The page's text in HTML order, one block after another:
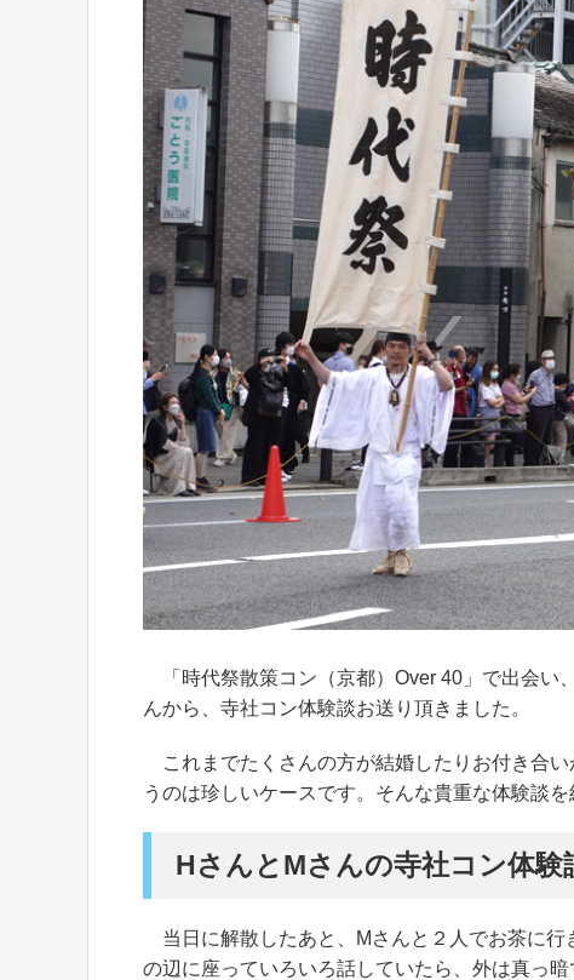
「時代祭散策コン（京都）Over 40」で出会い
んから、寺社コン体験談お送り頂きました。
これまでたくさんの方が結婚したりお付き合
うのは珍しいケースです。そんな貴重な体験談を
HさんとMさんの寺社コン体験
当日に解散したあと、Mさんと２人でお茶に行
の辺に座っていろいろ話していたら、外は真っ